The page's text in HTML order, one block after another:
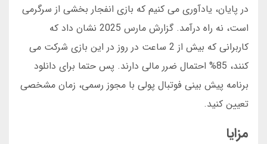
در پایان، یادآوری می کنیم که بازی انفجار بخشی از سرگرمی
است، نه راه درآمد. گزارش مارس 2025 نشان داد که
کاربرانی که بیش از 2 ساعت در روز در این بازی شرکت می
کنند، 85% احتمال ضرر مالی دارند. پس حتما برای دانلود
برنامه پیش بینی فوتبال پولی با مجوز رسمی، زمان مشخصی
تعیین کنید.
مزایا